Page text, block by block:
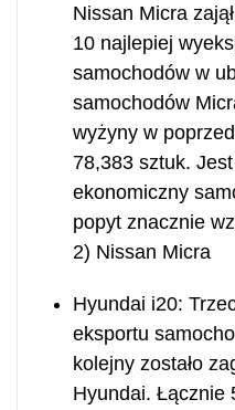
Nissan Micra
10 najlepiej
samochodów w
samochodów
wyżyny w
78,383 sztuk.
ekonomiczny
popyt znacznie
2) Nissan Micra
Hyundai i20:
eksportu
kolejny zostało
Hyundai. Łącznie